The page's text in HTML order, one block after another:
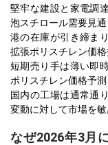
堅牢な建設と家電調
泡スチロール需要見通
港の在庫が引き締ま
拡張ポリスチレン価格
短期売り手は薄い即
ポリスチレン価格予測
国内の工場は通常通
変動に対して市場を敏
なぜ2026年3月